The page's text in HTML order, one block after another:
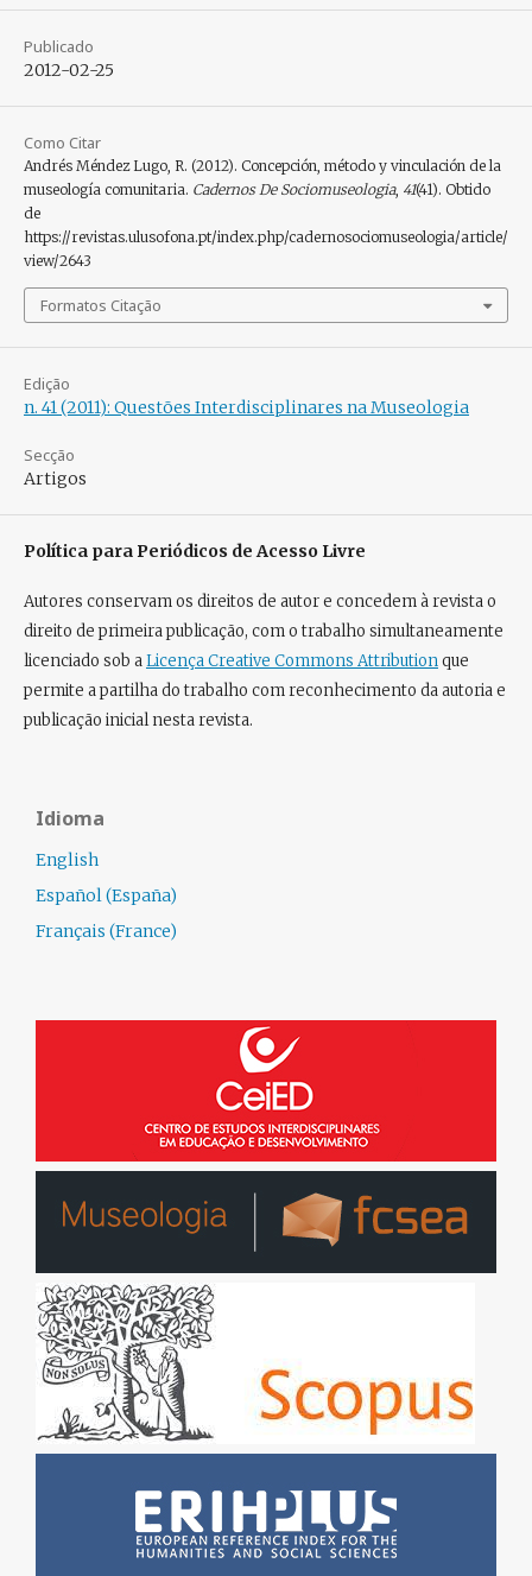
Publicado
2012-02-25
Como Citar
Andrés Méndez Lugo, R. (2012). Concepción, método y vinculación de la
museología comunitaria. Cadernos De Sociomuseologia, 41(41). Obtido
de
https://revistas.ulusofona.pt/index.php/cadernosociomuseologia/article/
view/2643
Formatos Citação
Edição
n. 41 (2011): Questões Interdisciplinares na Museologia
Secção
Artigos
Política para Periódicos de Acesso Livre
Autores conservam os direitos de autor e concedem à revista o
direito de primeira publicação, com o trabalho simultaneamente
licenciado sob aLicença Creative Commons Attributionque
permite a partilha do trabalho com reconhecimento da autoria e
publicação inicial nesta revista.
Idioma
English
Español (España)
Français (France)